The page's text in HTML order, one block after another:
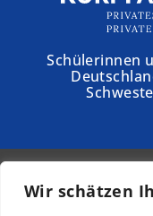
Wir schätzen
Schülerinnen
©